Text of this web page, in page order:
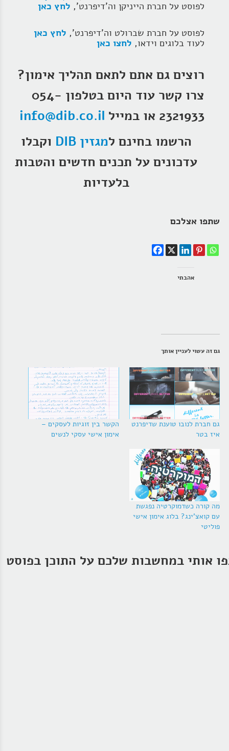
לפוסט על חברת הייניקן וה'דיפרנט', לחץ כאן
לפוסט על חברת שברולט וה'דיפרנט', לחץ כאן
לעוד בלוגים וידאו, לחצו כאן
רוצים גם אתם לתאם תהליך אימון?
צרו קשר עוד היום בטלפון 054-
2321933 או במייל
info@dib.co.il
הרשמו בחינם למגזין DIB
וקבלו
עדכונים על תכנים חדשים והטבות
בלעדיות
שתפו אצלכם
אהבתי
גם זה עשוי לעניין אותך
גם חברת לנובו טוענת שדיפרנט
איז בטר
הקשר בין זוגיות לעסקים –
אימון אישי עסקי לנשים
מה קורה כשדמוקרטיה נפגשת
עם קואצ'ינג? בלוג אימון אישי
פוליטי
אותי במחשבות שלכם על התוכן בפוסט